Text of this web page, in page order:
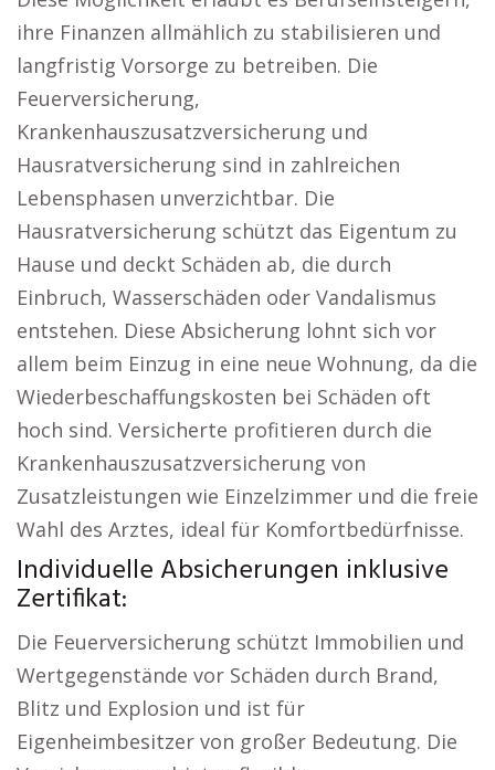
ihre Finanzen allmählich zu stabilisieren und
langfristig Vorsorge zu betreiben. Die
Feuerversicherung,
Krankenhauszusatzversicherung und
Hausratversicherung sind in zahlreichen
Lebensphasen unverzichtbar. Die
Hausratversicherung schützt das Eigentum zu
Hause und deckt Schäden ab, die durch
Einbruch, Wasserschäden oder Vandalismus
entstehen. Diese Absicherung lohnt sich vor
allem beim Einzug in eine neue Wohnung, da die
Wiederbeschaffungskosten bei Schäden oft
hoch sind. Versicherte profitieren durch die
Krankenhauszusatzversicherung von
Zusatzleistungen wie Einzelzimmer und die freie
Wahl des Arztes, ideal für Komfortbedürfnisse.
Individuelle Absicherungen inklusive
Zertifikat:
Die Feuerversicherung schützt Immobilien und
Wertgegenstände vor Schäden durch Brand,
Blitz und Explosion und ist für
Eigenheimbesitzer von großer Bedeutung. Die